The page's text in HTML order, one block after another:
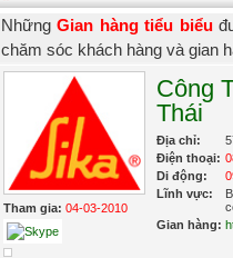
NhữngGian hàng tiểu biểu
chăm sóc khách hàng và gian
Tham gia: 04-03-2010
Công
Thái
Địa chỉ:
Điện thoại:
Di động:
Lĩnh vực:
Gian hàng: